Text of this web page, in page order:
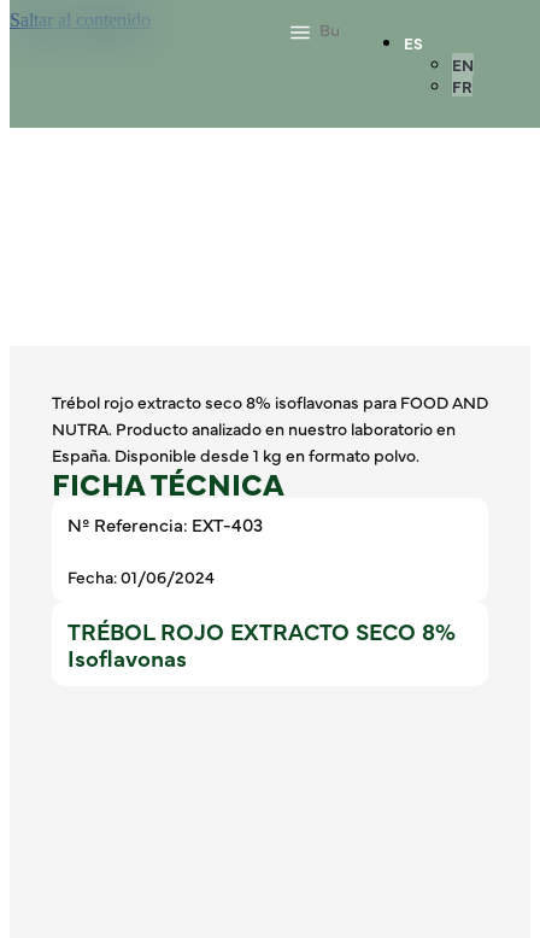
Saltar al contenido
ES
EN
FR
Trébol rojo extracto seco 8% isoflavonas para FOOD AND
NUTRA. Producto analizado en nuestro laboratorio en
España. Disponible desde 1 kg en formato polvo.
FICHA TÉCNICA
Nº Referencia: EXT-403
Fecha: 01/06/2024
TRÉBOL ROJO EXTRACTO SECO 8%
Isoflavonas